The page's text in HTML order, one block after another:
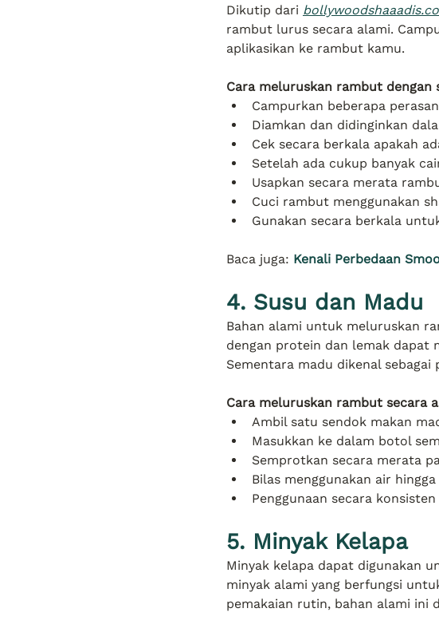
Dikutip dari
rambut lurus secara alami.
aplikasikan ke rambut kamu.
Cara meluruskan rambut dengan
Campurkan beberapa
Diamkan dan didinginkan
Cek secara berkala apakah
Setelah ada cukup banyak
Usapkan secara merata
Cuci rambut menggunakan
Gunakan secara berkala
Baca juga: Kenali Perbedaan
4. Susu dan Madu
Bahan alami untuk meluruskan
dengan protein dan lemak dapat
Sementara madu dikenal
Cara meluruskan rambut secara
Ambil satu sendok makan
Masukkan ke dalam botol
Semprotkan secara merata
Bilas menggunakan air
Penggunaan secara
5. Minyak Kelapa
Minyak kelapa dapat digunakan
minyak alami yang berfungsi
pemakaian rutin, bahan alami ini